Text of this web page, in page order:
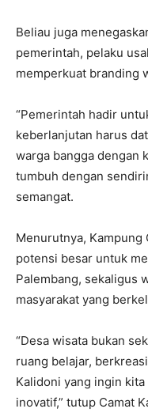
Beliau juga
pemerintah, pelaku
memperkuat branding
“Pemerintah hadir
keberlanjutan harus
warga bangga dengan
tumbuh dengan
semangat.
Menurutnya, Kampung
potensi besar untuk
Palembang, sekaligus
masyarakat yang
“Desa wisata bukan
ruang belajar,
Kalidoni yang ingin
inovatif,” tutup Camat